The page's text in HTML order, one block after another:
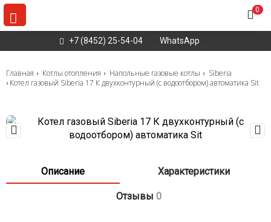
+7 (8452) 25-54-04 WhatsApp
0
Главная Котлы отопления Напольные газовые котлы
Siberia
Котел газовый Siberia 17 К двухконтурный (с водоотбором) автоматика Sit
Описание Характеристики
Отзывы 0